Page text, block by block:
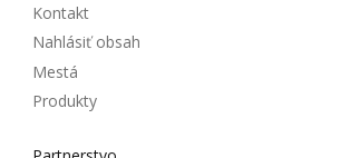
Kontakt
Nahlásiť obsah
Mestá
Produkty